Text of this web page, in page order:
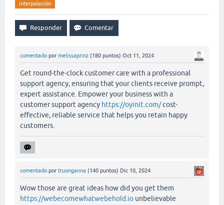
interpolación
comentado por melissaprinz (180 puntos) Oct 11, 2024
Get round-the-clock customer care with a professional
support agency, ensuring that your clients receive prompt,
expert assistance. Empower your business with a
customer support agency https://oyinit.com/cost-
effective, reliable service that helps you retain happy
customers.
comentado por truonganna (140 puntos) Dic 10, 2024
Wow those are great ideas how did you get them
https://webecomewhatwebehold.io unbelievable